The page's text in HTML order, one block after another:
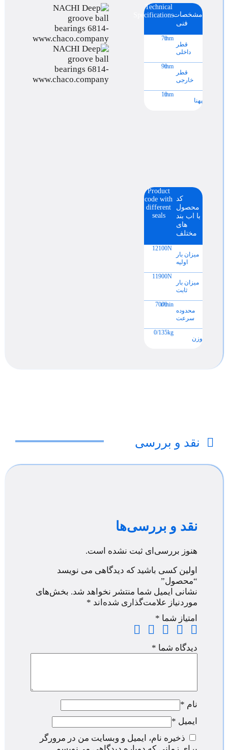
مشخصات
فنی
Technical
Specifications
قطر
داخلی
mm
70
قطر
خارجی
mm
90
پهنا
mm
10
کد
محصول
با اب بند
های
مختلف
Product
code with
different
seals
میزان بار
اولیه
N
12100
میزان بار
ثابت
N
11900
محدوده
سرعت
r/min
7000
وزن
kg
0/135
نقد و بررسی
نقد و بررسی‌ها
هنوز بررسی‌ای ثبت نشده است.
اولین کسی باشید که دیدگاهی می نویسد
“محصول”
نشانی ایمیل شما منتشر نخواهد شد. بخش‌های
موردنیاز علامت‌گذاری شده‌اند *
امتیاز شما *
دیدگاه شما *
نام *
ایمیل *
ذخیره نام، ایمیل و وبسایت من در مرورگر